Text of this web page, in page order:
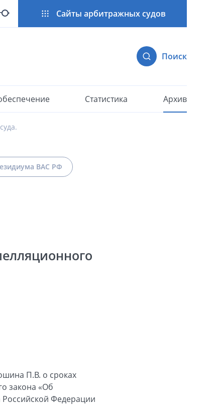
Сайты арбитражных судов
Поиск
Статистика Архив
ВАС РФ
П.В. о сроках
закона «Об
Федерации